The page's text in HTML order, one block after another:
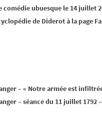
comédie ubuesque le 14 juillet
de Diderot à la page
– « Notre armée est
– séance du 11 juillet 1792